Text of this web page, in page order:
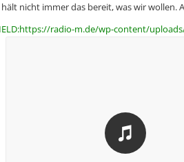
hält nicht immer das bereit, was wir wollen.
radio-m.de/wp-content/